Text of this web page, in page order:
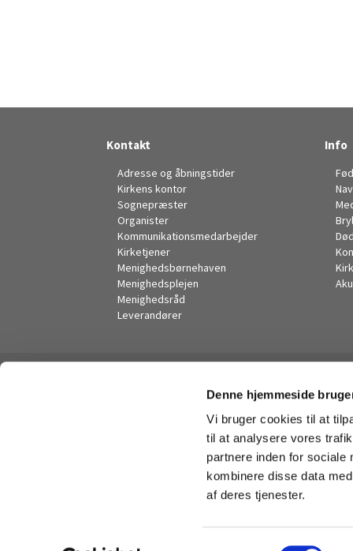
Denne hjemmeside
Vi bruger cookies til at
til at analysere vores
partnere inden for sociale
kombinere disse data
af deres tjenester.
Kontakt
Adresse og åbningstider
Kirkens kontor
Sognepræster
Organister
Kommunikationsmedarbejder
Kirketjener
Menighedsbørnehaven
Menighedsplejen
Menighedsråd
Leverandører
Info